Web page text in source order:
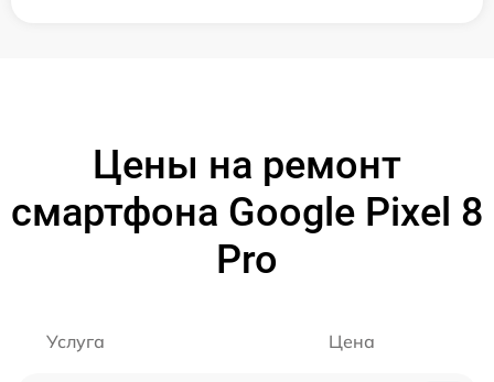
Цены на ремонт
смартфона Google Pixel 8
Pro
Услуга Цена